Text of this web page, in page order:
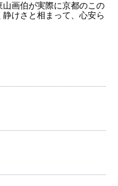
画伯が実際に京都のこの
けさと相まって、心安ら